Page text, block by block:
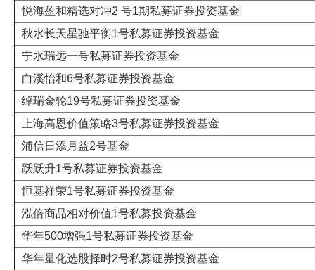
悦海盈和精选对冲2 号1期私募证券投资基金
秋水长天星驰平衡1号私募证券投资基金
宁水瑞远一号私募证券投资基金
白溪怡和6号私募证券投资基金
绰瑞金轮19号私募证券投资基金
上海高恩价值策略3号私募证券投资基金
浦信日添月益2号基金
跃跃升1号私募证券投资基金
恒基祥荣1号私募证券投资基金
泓倍商品相对价值1号私募投资基金
华年500增强1号私募证券投资基金
华年量化选股择时2号私募证券投资基金